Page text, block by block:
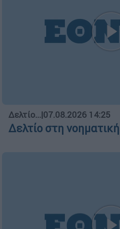
Δελτίο...|07.08.2026 14:25
Δελτίο στη